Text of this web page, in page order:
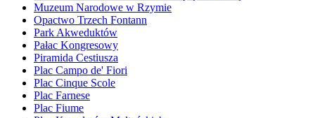
Muzeum Narodowe w Rzymie
Opactwo Trzech Fontann
Park Akweduktów
Pałac Kongresowy
Piramida Cestiusza
Plac Campo de' Fiori
Plac Cinque Scole
Plac Farnese
Plac Fiume